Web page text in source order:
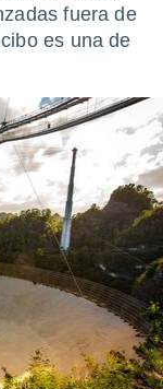
fuera de
es una de